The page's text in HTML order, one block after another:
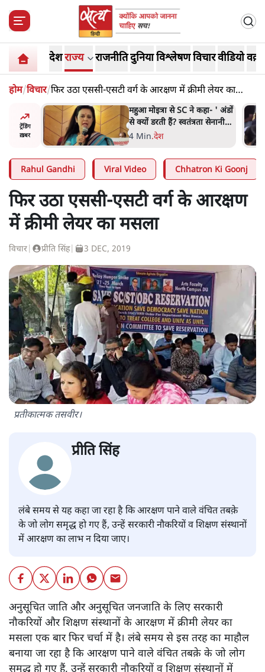
देशराज्य राजनीतिदुनियाविश्लेषणविचारवीडियो
होम/विचार/फिर उठा एससी-एसटी वर्ग के आरक्षण में क्रीमी लेयर का
मसला
ट्रेंडिंग
ख़बर
महुआ मोइत्रा से SC ने कहा- ' अंडों
से क्यों डरती हैं? स्वतंत्रता सेनानी
सीने पर गोली खाते थे'
4 Min.देश
Rahul Gandhi Viral Video Chhatron Ki Goonj
फिर उठा एससी-एसटी वर्ग के आरक्षण
में क्रीमी लेयर का मसला
विचार प्रीति सिंह| 3 DEC, 2019
प्रतीकात्मक तसवीर।
प्रीति सिंह
लंबे समय से यह कहा जा रहा है कि आरक्षण पाने वाले वंचित तबक़े
के जो लोग समृद्ध हो गए हैं, उन्हें सरकारी नौकरियों व शिक्षण संस्थानों
में आरक्षण का लाभ न दिया जाए।
अनुसूचित जाति और अनुसूचित जनजाति के लिए सरकारी
नौकरियों और शिक्षण संस्थानों के आरक्षण में क्रीमी लेयर का
मसला एक बार फिर चर्चा में है। लंबे समय से इस तरह का माहौल
बनाया जा रहा है कि आरक्षण पाने वाले वंचित तबक़े के जो लोग
समृद्ध हो गए हैं, उन्हें सरकारी नौकरियों व शिक्षण संस्थानों में